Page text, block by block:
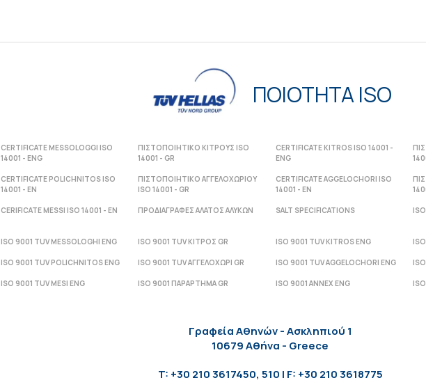
ΠΟΙΟΤΗΤΑ ISO
CERTIFICATE MESSOLOGGI ISO
14001 - ENG
ΠΙΣΤΟΠΟΙΗΤΙΚΟ ΚΙΤΡΟΥΣ ISO
14001 - GR
CERTIFICATE KITROS ISO 14001 -
ENG
CERTIFICATE POLICHNITOS ISO
14001 - ΕΝ
ΠΙΣΤΟΠΟΙΗΤΙΚΟ ΑΓΓΕΛΟΧΩΡΙΟΥ
ISO 14001 - GR
CERTIFICATE AGGELOCHORI ISO
14001 - ΕΝ
CERIFICATE MESSI ISO 14001 - ΕΝ ΠΡΟΔΙΑΓΡΑΦΕΣ ΑΛΑΤΟΣ ΑΛΥΚΩΝ SALT SPECIFICATIONS
ISO 9001 TUV MESSOLOGHI ENG ISO 9001 TUV ΚΙΤΡΟΣ GR ISO 9001 TUV KITROS ENG
ISO 9001 TUV POLICHNITOS ENG ISO 9001 TUV ΑΓΓΕΛΟΧΩΡΙ GR ISO 9001 TUV AGGELOCHORI ENG
ISO 9001 TUV MESI ENG ISO 9001 ΠΑΡΑΡΤΗΜΑ GR ISO 9001 ANNEX ENG
Γραφεία Αθηνών - Ασκληπιού 1
10679 Αθήνα - Greece
T: +30 210 3617450, 510 | F: +30 210 3618775